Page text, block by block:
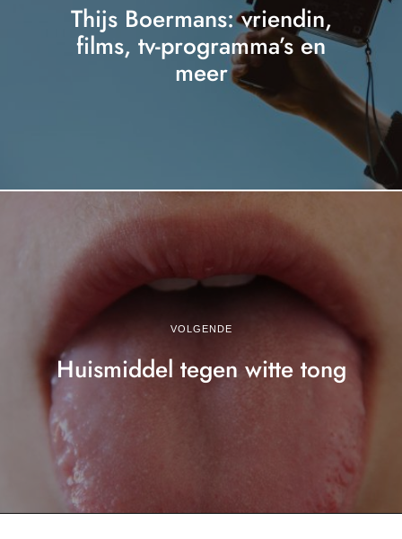
Thijs Boermans: vriendin,
films, tv-programma’s en
meer
VOLGENDE
Huismiddel tegen witte tong